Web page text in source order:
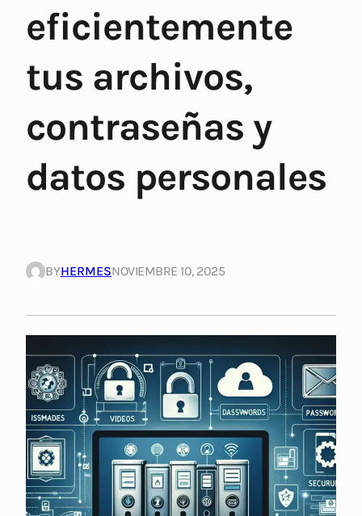
eficientemente
tus archivos,
contraseñas y
datos personales
BYHERMESNOVIEMBRE 10, 2025